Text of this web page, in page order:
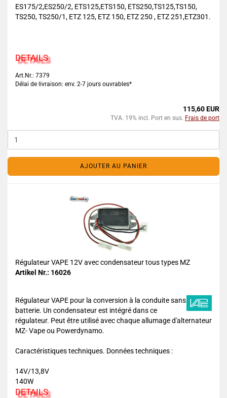
ES175/2,ES250/2, ETS125,ETS150, ETS250,TS125,TS150,
TS250, TS250/1, ETZ 125, ETZ 150, ETZ 250 , ETZ 251,ETZ301.
DETAILS
Art.Nr.: 7379
Délai de livraison: env. 2-7 jours ouvrables*
115,60 EUR
TVA. 19% incl. Port en sus. Frais de port
AJOUTER AU PANIER
Régulateur VAPE 12V avec condensateur tous types MZ
Artikel Nr.: 16026
Régulateur VAPE pour la conversion à la conduite sans
batterie. Un condensateur est intégré dans ce
régulateur. Peut être utilisé avec chaque allumage d'alternateur
MZ- Vape ou Powerdynamo.
Caractéristiques techniques. Données techniques :
14V/13,8V
140W
DETAILS